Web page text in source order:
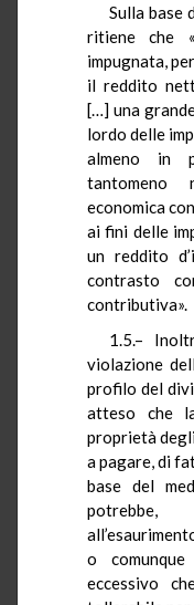
Sulla base
ritiene che
impugnata,
il reddito
[…] una
lordo delle
almeno in
tantomeno
economica
ai fini delle
un reddito
contrasto
contributiva».
1.5.–
violazione
profilo del
atteso che
proprietà
a pagare, di
base del
o
eccessivo